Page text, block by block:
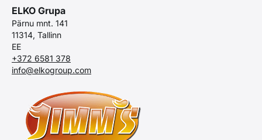
ELKO Grupa
Pärnu mnt. 141
11314, Tallinn
EE
+372 6581 378
info@elkogroup.com